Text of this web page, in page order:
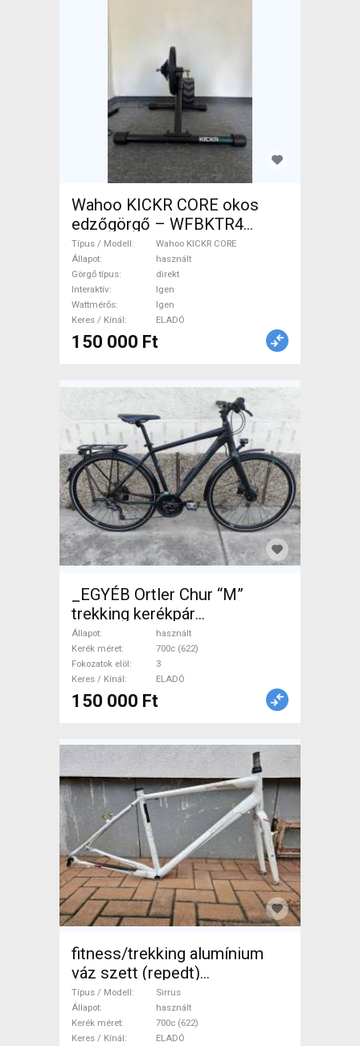
Wahoo KICKR CORE okos
edzőgörgő – WFBKTR4
Wahoo KICKR CORE Görgő /
Spinning direkt Igen Igen
használt ELADÓ
Típus / Modell
Wahoo KICKR CORE
Állapot
használt
Görgő típus
direkt
Interaktív
Igen
Wattmérős
Igen
Keres / Kínál
ELADÓ
150 000 Ft
_EGYÉB Ortler Chur “M”
trekking kerékpár
Trekking/cross tárcsafék
használt ELADÓ
Állapot
használt
Kerék méret
700c (622)
Fokozatok elöl
3
Keres / Kínál
ELADÓ
150 000 Ft
fitness/trekking alumínium
váz szett (repedt)
SPECIALIZED Sirrus
Országúti / Gravel / Triatlon
Alkatrész, Országúti / Gravel /
Típus / Modell
Sirrus
Állapot
használt
Kerék méret
700c (622)
Keres / Kínál
ELADÓ